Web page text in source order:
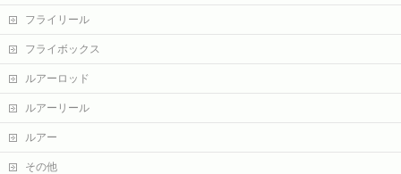
フライリール
フライボックス
ルアーロッド
ルアーリール
ルアー
その他